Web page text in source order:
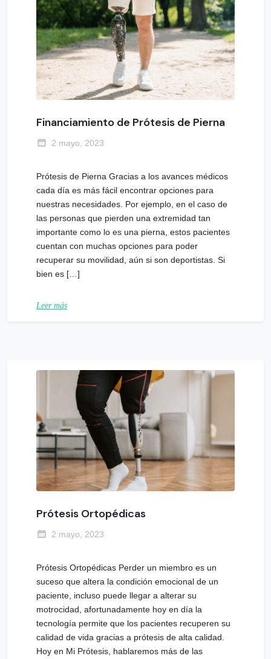
Financiamiento de Prótesis de Pierna
2 mayo, 2023
Prótesis de Pierna Gracias a los avances médicos
cada día es más fácil encontrar opciones para
nuestras necesidades. Por ejemplo, en el caso de
las personas que pierden una extremidad tan
importante como lo es una pierna, estos pacientes
cuentan con muchas opciones para poder
recuperar su movilidad, aún si son deportistas. Si
bien es […]
Leer más
Prótesis Ortopédicas
2 mayo, 2023
Prótesis Ortopédicas Perder un miembro es un
suceso que altera la condición emocional de un
paciente, incluso puede llegar a alterar su
motrocidad, afortunadamente hoy en día la
tecnología permite que los pacientes recuperen su
calidad de vida gracias a prótesis de alta calidad.
Hoy en Mi Prótesis, hablaremos más de las